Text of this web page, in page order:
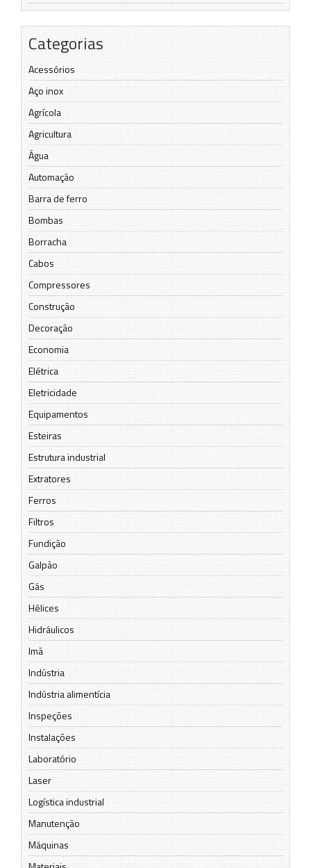
Categorias
Acessórios
Aço inox
Agrícola
Agricultura
Água
Automação
Barra de ferro
Bombas
Borracha
Cabos
Compressores
Construção
Decoração
Economia
Elétrica
Eletricidade
Equipamentos
Esteiras
Estrutura industrial
Extratores
Ferros
Filtros
Fundição
Galpão
Gás
Hélices
Hidráulicos
Imã
Indústria
Indústria alimentícia
Inspeções
Instalações
Laboratório
Laser
Logística industrial
Manutenção
Máquinas